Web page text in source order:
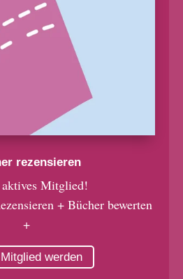
rezensieren
aktives Mitglied!
+ Bücher bewerten
+
werden